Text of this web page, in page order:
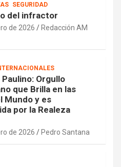
SEGURIDAD
del infractor
de 2026 Redacción AM
Orgullo
que Brilla en las
Mundo y es
por la Realeza
de 2026 Pedro Santana